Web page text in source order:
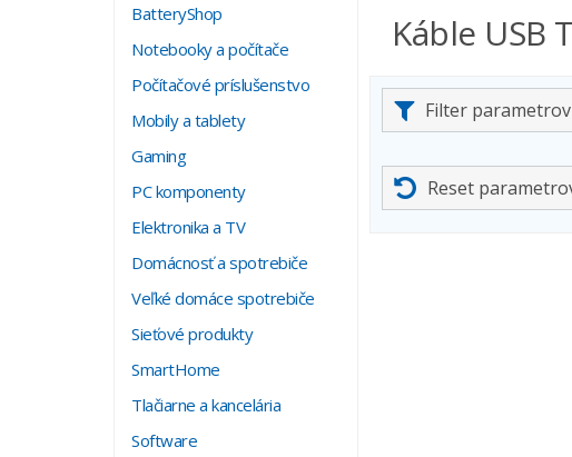
BatteryShop
Notebooky a počítače
Počítačové príslušenstvo
Mobily a tablety
Gaming
PC komponenty
Elektronika a TV
Domácnosť a spotrebiče
Veľké domáce spotrebiče
Sieťové produkty
SmartHome
Tlačiarne a kancelária
Software
Káble USB
Filter parametrov
Reset